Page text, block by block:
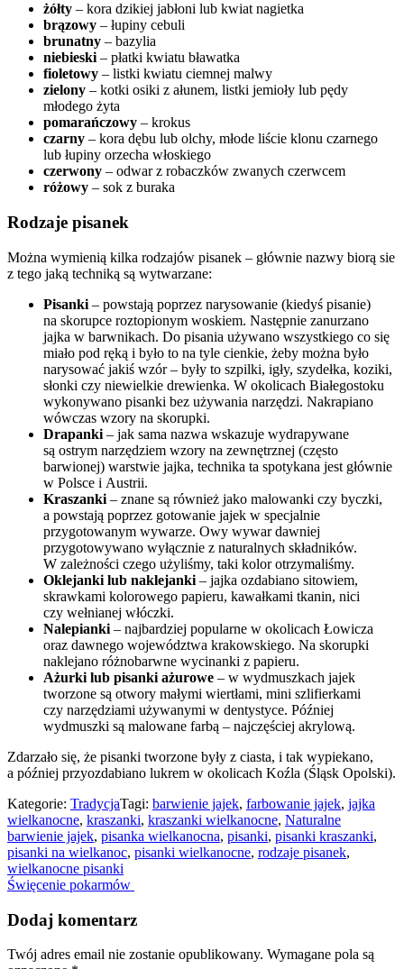
żółty – kora dzikiej jabłoni lub kwiat nagietka
brązowy – łupiny cebuli
brunatny – bazylia
niebieski– płatki kwiatu bławatka
fioletowy – listki kwiatu ciemnej malwy
zielony – kotki osiki z ałunem, listki jemioły lub pędy
młodego żyta
pomarańczowy – krokus
czarny – kora dębu lub olchy, młode liście klonu czarnego
lub łupiny orzecha włoskiego
czerwony – odwar z robaczków zwanych czerwcem
różowy – sok z buraka
Rodzaje pisanek
Można wymienią kilka rodzajów pisanek – głównie nazwy biorą sie
z tego jaką techniką są wytwarzane:
Pisanki – powstają poprzez narysowanie (kiedyś pisanie)
na skorupce roztopionym woskiem. Następnie zanurzano
jajka w barwnikach. Do pisania używano wszystkiego co się
miało pod ręką i było to na tyle cienkie, żeby można było
narysować jakiś wzór – były to szpilki, igły, szydełka, koziki,
słonki czy niewielkie drewienka. W okolicach Białegostoku
wykonywano pisanki bez używania narzędzi. Nakrapiano
wówczas wzory na skorupki.
Drapanki – jak sama nazwa wskazuje wydrapywane
są ostrym narzędziem wzory na zewnętrznej (często
barwionej) warstwie jajka, technika ta spotykana jest głównie
w Polsce i Austrii.
Kraszanki – znane są również jako malowanki czy byczki,
a powstają poprzez gotowanie jajek w specjalnie
przygotowanym wywarze. Owy wywar dawniej
przygotowywano wyłącznie z naturalnych składników.
W zależności czego użyliśmy, taki kolor otrzymaliśmy.
Oklejanki lub naklejanki – jajka ozdabiano sitowiem,
skrawkami kolorowego papieru, kawałkami tkanin, nici
czy wełnianej włóczki.
Nalepianki – najbardziej popularne w okolicach Łowicza
oraz dawnego województwa krakowskiego. Na skorupki
naklejano różnobarwne wycinanki z papieru.
Ażurki lub pisanki ażurowe – w wydmuszkach jajek
tworzone są otwory małymi wiertłami, mini szlifierkami
czy narzędziami używanymi w dentystyce. Później
wydmuszki są malowane farbą – najczęściej akrylową.
Zdarzało się, że pisanki tworzone były z ciasta, i tak wypiekano,
a później przyozdabiano lukrem w okolicach Koźla (Śląsk Opolski).
Kategorie: TradycjaTagi: barwienie jajek, farbowanie jajek, jajka
wielkanocne, kraszanki, kraszanki wielkanocne, Naturalne
barwienie jajek, pisanka wielkanocna, pisanki, pisanki kraszanki,
pisanki na wielkanoc, pisanki wielkanocne, rodzaje pisanek,
wielkanocne pisanki
Nawigacja
po
artykułach
Święcenie pokarmów
Dodaj komentarz
Twój adres email nie zostanie opublikowany. Wymagane pola są